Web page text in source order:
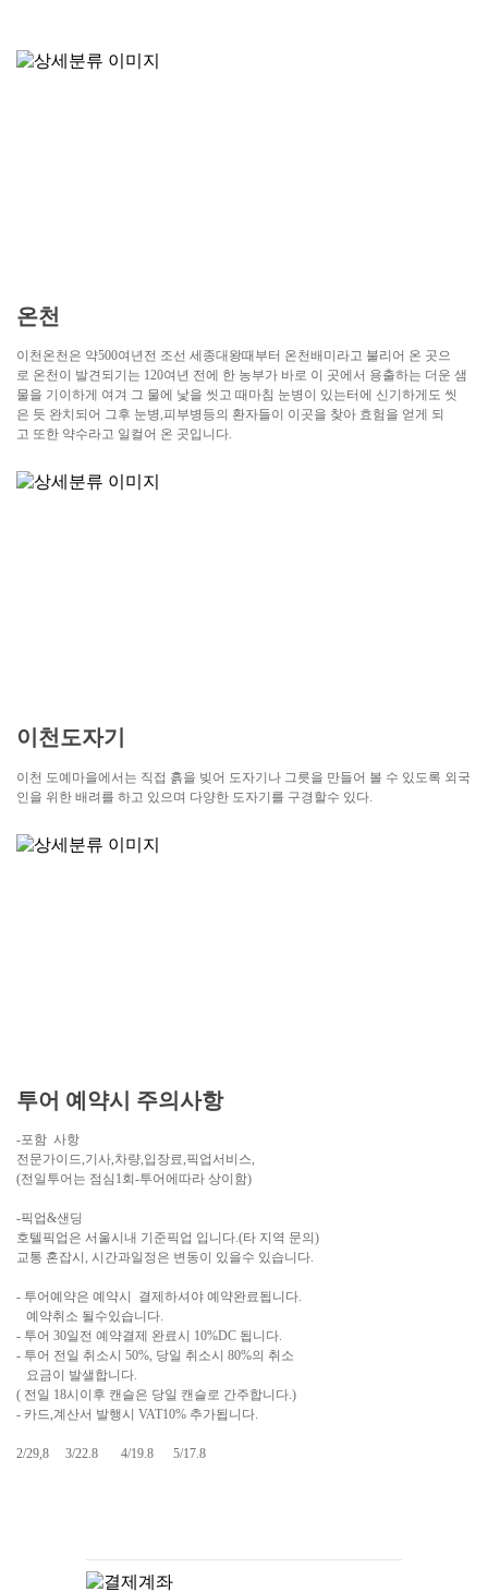
온천
이천온천은 약500여년전 조선 세종대왕때부터 온천배미라고 불리어 온 곳으
로 온천이 발견되기는 120여년 전에 한 농부가 바로 이 곳에서 용출하는 더운 샘
물을 기이하게 여겨 그 물에 낯을 씻고 때마침 눈병이 있는터에 신기하게도 씻
은 듯 완치되어 그후 눈병,피부병등의 환자들이 이곳을 찾아 효험을 얻게 되
고 또한 약수라고 일컬어 온 곳입니다.
이천도자기
이천 도예마을에서는 직접 흙을 빚어 도자기나 그릇을 만들어 볼 수 있도록 외국
인을 위한 배려를 하고 있으며 다양한 도자기를 구경할수 있다.
투어 예약시 주의사항
-포함 사항
전문가이드,기사,차량,입장료,픽업서비스,
(전일투어는 점심1회-투어에따라 상이함)
-픽업&샌딩
호텔픽업은 서울시내 기준픽업 입니다.(타 지역 문의)
교통 혼잡시, 시간과일정은 변동이 있을수 있습니다.
- 투어예약은 예약시 결제하셔야 예약완료됩니다.
예약취소 될수있습니다.
- 투어 30일전 예약결제 완료시 10%DC 됩니다.
- 투어 전일 취소시 50%, 당일 취소시 80%의 취소
요금이 발샐합니다.
( 전일 18시이후 캔슬은 당일 캔슬로 간주합니다.)
- 카드,계산서 발행시 VAT10% 추가됩니다.
2/29,8 3/22.8 4/19.8 5/17.8